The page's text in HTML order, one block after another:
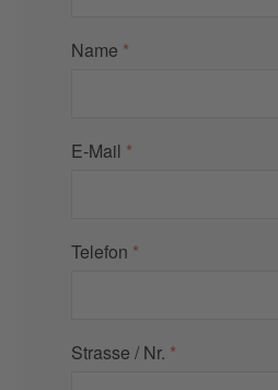
Name *
E-Mail *
Telefon *
Strasse / Nr. *